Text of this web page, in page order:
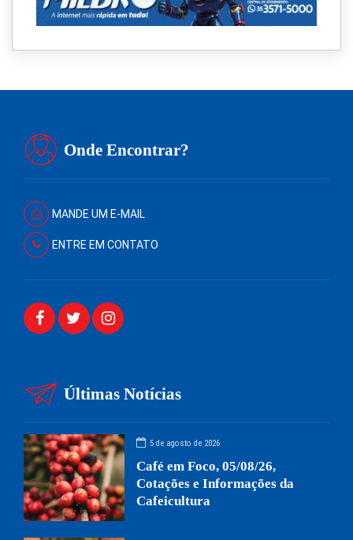
Onde Encontrar?
MANDE UM E-MAIL
ENTRE EM CONTATO
Últimas Notícias
5 de agosto de 2026
Café em Foco, 05/08/26,
Cotações e Informações da
Cafeicultura